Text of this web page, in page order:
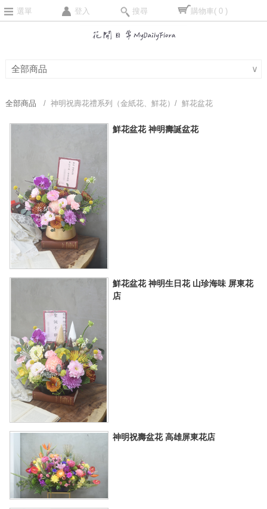
選單 登入 搜尋 購物車( 0 )
全部商品 ∨
全部商品 / 神明祝壽花禮系列（金紙花、鮮花）/ 鮮花盆花
鮮花盆花 神明壽誕盆花
鮮花盆花 神明生日花 山珍海味 屏東花
店
神明祝壽盆花 高雄屏東花店